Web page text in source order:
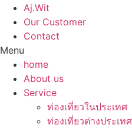
Aj.Wit
Our Customer
Contact
Menu
home
About us
Service
ท่องเที่ยวในประเทศ
ท่องเที่ยวต่างประเทศ